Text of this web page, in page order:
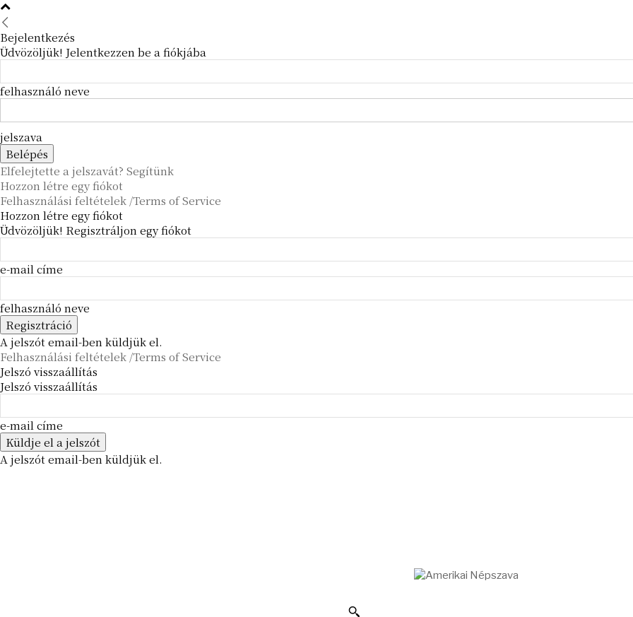
Bejelentkezés
Üdvözöljük! Jelentkezzen be a fiókjába
felhasználó neve
jelszava
Elfelejtette a jelszavát? Segítünk
Hozzon létre egy fiókot
Felhasználási feltételek /Terms of Service
Hozzon létre egy fiókot
Üdvözöljük! Regisztráljon egy fiókot
e-mail címe
felhasználó neve
A jelszót email-ben küldjük el.
Felhasználási feltételek /Terms of Service
Jelszó visszaállítás
Jelszó visszaállítás
e-mail címe
A jelszót email-ben küldjük el.